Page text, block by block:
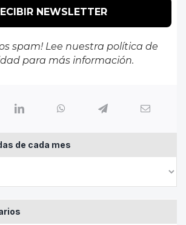
spam! Lee nuestra política de
para más información.
de cada mes